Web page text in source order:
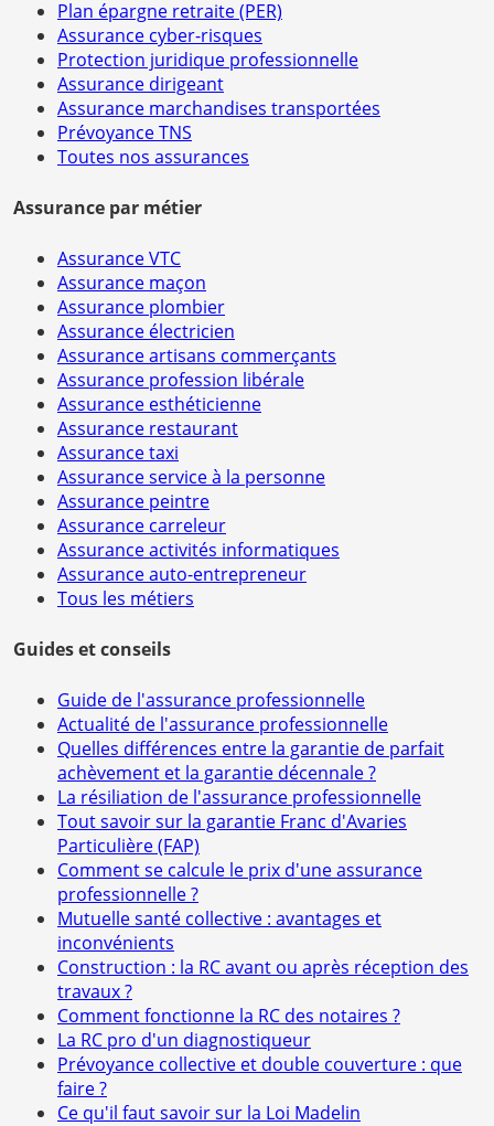
Plan épargne retraite (PER)
Assurance cyber-risques
Protection juridique professionnelle
Assurance dirigeant
Assurance marchandises transportées
Prévoyance TNS
Toutes nos assurances
Assurance par métier
Assurance VTC
Assurance maçon
Assurance plombier
Assurance électricien
Assurance artisans commerçants
Assurance profession libérale
Assurance esthéticienne
Assurance restaurant
Assurance taxi
Assurance service à la personne
Assurance peintre
Assurance carreleur
Assurance activités informatiques
Assurance auto-entrepreneur
Tous les métiers
Guides et conseils
Guide de l'assurance professionnelle
Actualité de l'assurance professionnelle
Quelles différences entre la garantie de parfait
achèvement et la garantie décennale ?
La résiliation de l'assurance professionnelle
Tout savoir sur la garantie Franc d'Avaries
Particulière (FAP)
Comment se calcule le prix d'une assurance
professionnelle ?
Mutuelle santé collective : avantages et
inconvénients
Construction : la RC avant ou après réception des
travaux ?
Comment fonctionne la RC des notaires ?
La RC pro d'un diagnostiqueur
Prévoyance collective et double couverture : que
faire ?
Ce qu'il faut savoir sur la Loi Madelin